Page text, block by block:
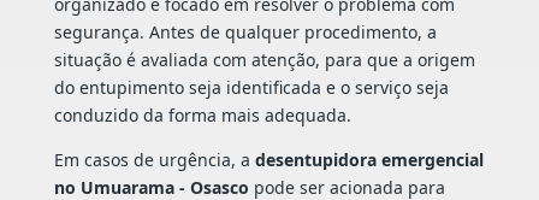
segurança. Antes de qualquer procedimento, a
situação é avaliada com atenção, para que a origem
do entupimento seja identificada e o serviço seja
conduzido da forma mais adequada.
Em casos de urgência, a desentupidora emergencial
no Umuarama - Osasco pode ser acionada para